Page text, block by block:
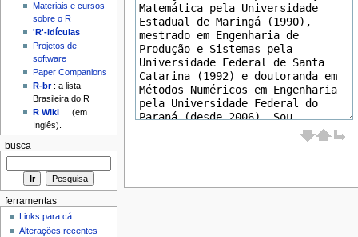
Materiais e cursos
sobre o R
'R'-idículas
Projetos de
software
Paper Companions
R-br: a lista
Brasileira do R
R Wiki
(em
Inglês).
busca
ferramentas
Links para cá
Alterações recentes